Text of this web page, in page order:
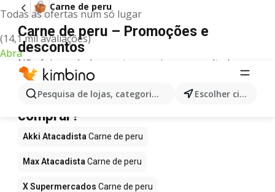
Todas as ofertas num só lugar
(14,1 mil avaliações)
Abra
Pesquisa de lojas, categorias,produtos... Escolher cidade
Carne de peru
Carne de peru – Promoções e
descontos
Não foi possível encontrar quaisquer resultados
para este termo.
Carne de peru em promoção - Onde
comprar?
Akki Atacadista Carne de peru
Max Atacadista Carne de peru
X Supermercados Carne de peru